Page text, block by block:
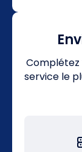
service le